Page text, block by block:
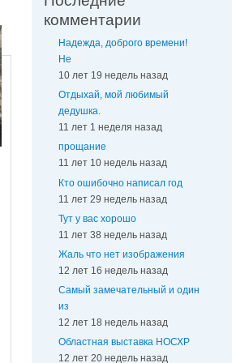
комментарии
Надежда, доброго времени!
Не
10 лет 19 недель назад
Отдыхай, мой любимый
дедушка.
11 лет 1 неделя назад
прощание
11 лет 10 недель назад
Кто ошибочно написал год
11 лет 29 недель назад
Тут у вас хорошо
11 лет 38 недель назад
Жаль что нет изображения
12 лет 16 недель назад
Самый замечательный и один
из
12 лет 18 недель назад
Областная выставка НОСХР
12 лет 20 недель назад